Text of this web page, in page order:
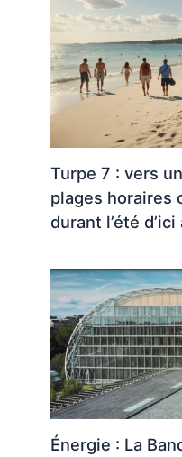
Turpe 7 : vers
plages horaires
durant l’été
Énergie : La